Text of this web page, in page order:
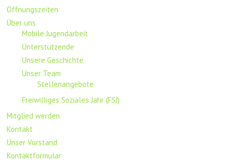
Öffnungszeiten
Über uns
Mobile Jugendarbeit
Unterstützende
Unsere Geschichte
Unser Team
Stellenangebote
Freiwilliges Soziales Jahr (FSJ)
Mitglied werden
Kontakt
Unser Vorstand
Kontaktformular